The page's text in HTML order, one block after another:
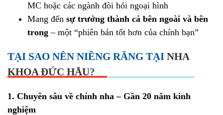
MC hoặc các ngành đòi hỏi ngoại hình
Mang đến sự trưởng thành cả bên ngoài và bên
trong – một “phiên bản tốt hơn của chính bạn”
TẠI SAO NÊN NIỀNG RĂNG TẠI NHA
KHOA ĐỨC HẬU?
1. Chuyên sâu về chỉnh nha – Gần 20 năm kinh
nghiệm